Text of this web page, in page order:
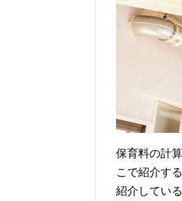
保育料の計
こで紹介す
紹介してい